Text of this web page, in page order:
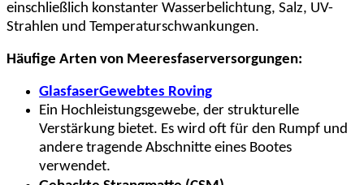
einschließlich konstanter Wasserbelichtung, Salz, UV-
Strahlen und Temperaturschwankungen.
Häufige Arten von Meeresfaserversorgungen:
GlasfaserGewebtes Roving
Ein Hochleistungsgewebe, der strukturelle
Verstärkung bietet. Es wird oft für den Rumpf und
andere tragende Abschnitte eines Bootes
verwendet.